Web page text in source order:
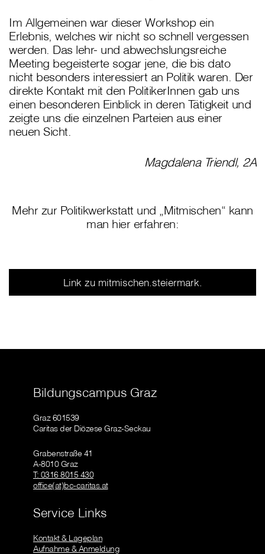
Im Allgemeinen war dieser Workshop ein
Erlebnis, welches wir nicht so schnell vergessen
werden. Das lehr- und abwechslungsreiche
Meeting begeisterte sogar jene, die bis dato
nicht besonders interessiert an Politik waren. Der
direkte Kontakt mit den PolitikerInnen gab uns
einen besonderen Einblick in deren Tätigkeit und
zeigte uns die einzelnen Parteien aus einer
neuen Sicht.
Magdalena Triendl, 2A
Mehr zur Politikwerkstatt und „Mitmischen“ kann
man hier erfahren:
Link zu mitmischen.steiermark.
Bildungscampus Graz
Graz 601539
Caritas der Diözese Graz-Seckau
Grabenstraße 41
A-8010 Graz
T: 0316 8015 430
office(at)bc-caritas.at
Service Links
Kontakt & Lageplan
Aufnahme & Anmeldung